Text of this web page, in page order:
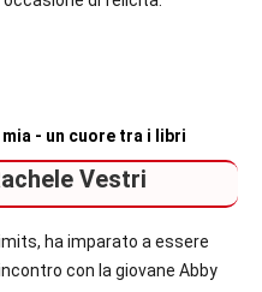
Vestri
ha imparato a essere
con la giovane Abby